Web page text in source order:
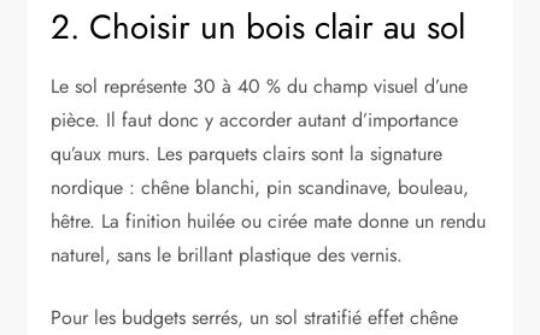
2. Choisir un bois clair au sol
Le sol représente 30 à 40 % du champ visuel d’une
pièce. Il faut donc y accorder autant d’importance
qu’aux murs. Les parquets clairs sont la signature
nordique : chêne blanchi, pin scandinave, bouleau,
hêtre. La finition huilée ou cirée mate donne un rendu
naturel, sans le brillant plastique des vernis.
Pour les budgets serrés, un sol stratifié effet chêne